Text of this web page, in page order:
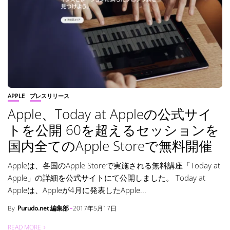
APPLE プレスリリース
Apple、Today at Appleの公式サイ
トを公開 60を超えるセッションを
国内全てのApple Storeで無料開催
Appleは、各国のApple Storeで実施される無料講座「Today at
Apple」の詳細を公式サイトにて公開しました。 Today at
Appleは、Appleが4月に発表したApple...
By Purudo.net 編集部 2017年5月17日
READ MORE